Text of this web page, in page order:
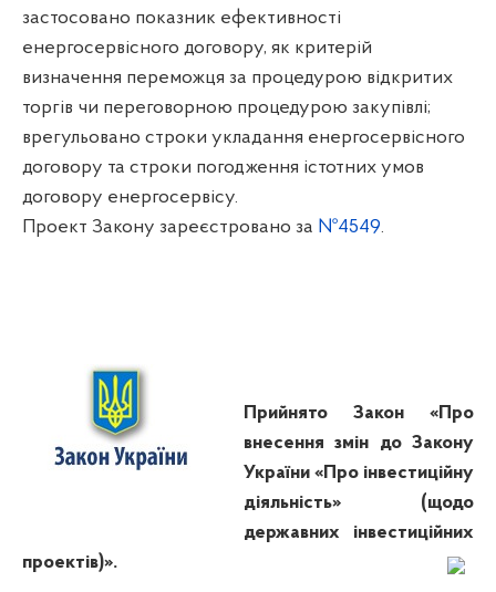
застосовано показник ефективності
енергосервісного договору, як критерій
визначення переможця за процедурою відкритих
торгів чи переговорною процедурою закупівлі;
врегульовано строки укладання енергосервісного
договору та строки погодження істотних умов
договору енергосервісу.
Проект Закону зареєстровано за №4549.
Прийнято Закон «Про
внесення змін до Закону
України «Про інвестиційну
діяльність» (щодо
державних інвестиційних
проектів)».